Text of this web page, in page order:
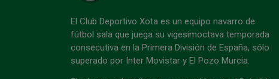
El Club Deportivo Xota es un equipo navarro de
fútbol sala que juega su vigesimoctava temporada
consecutiva en la Primera División de España, sólo
superado por Inter Movistar y El Pozo Murcia.